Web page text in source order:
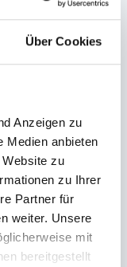
Über Cookies
Anzeigen zu
Medien anbieten
zu
zu Ihrer
Partner für
weiter. Unsere
mit
bereitgestellt
mit
für
55cm
ca. 8